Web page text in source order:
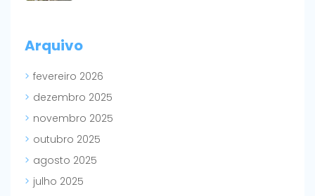
Arquivo
fevereiro 2026
dezembro 2025
novembro 2025
outubro 2025
agosto 2025
julho 2025